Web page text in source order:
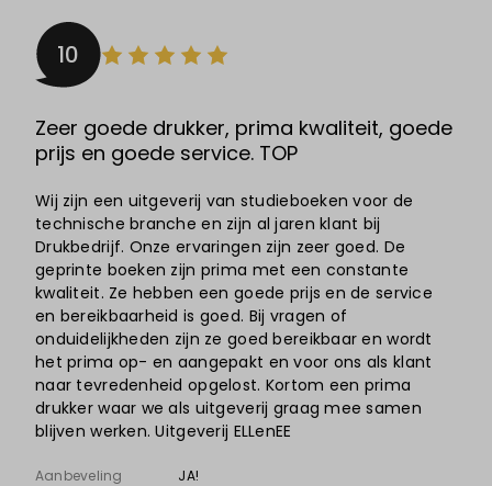
10
Zeer goede drukker, prima kwaliteit, goede
prijs en goede service. TOP
Wij zijn een uitgeverij van studieboeken voor de
technische branche en zijn al jaren klant bij
Drukbedrijf. Onze ervaringen zijn zeer goed. De
geprinte boeken zijn prima met een constante
kwaliteit. Ze hebben een goede prijs en de service
en bereikbaarheid is goed. Bij vragen of
onduidelijkheden zijn ze goed bereikbaar en wordt
het prima op- en aangepakt en voor ons als klant
naar tevredenheid opgelost. Kortom een prima
drukker waar we als uitgeverij graag mee samen
blijven werken. Uitgeverij ELLenEE
Aanbeveling JA!